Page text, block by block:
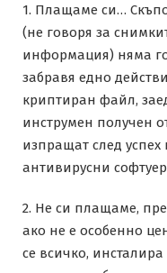
1. Плащаме си…
(не говоря за
информация) няма
забравя едно
криптиран файл,
инструмен получен
изпращат след
антивирусни
2. Не си плащаме,
ако не е особенно
се всичко,